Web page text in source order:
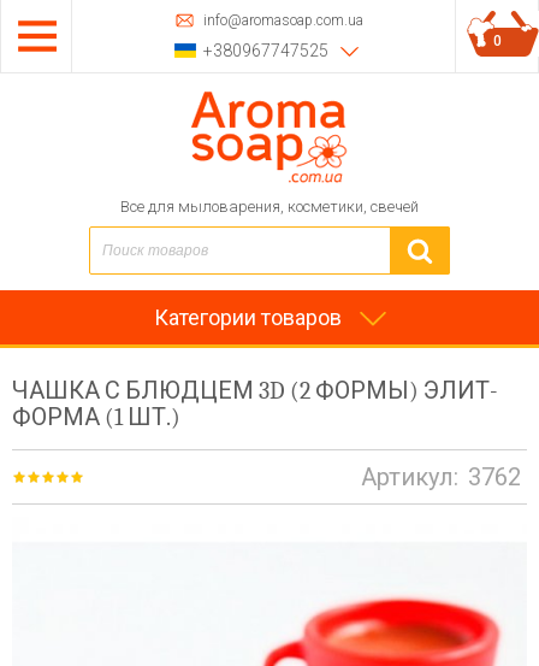
info@aromasoap.com.ua
+380967747525
Все для мыловарения, косметики, свечей
0
Категории товаров
ЧАШКА С БЛЮДЦЕМ 3D (2 ФОРМЫ) ЭЛИТ-
ФОРМА (1 ШТ.)
Артикул: 3762